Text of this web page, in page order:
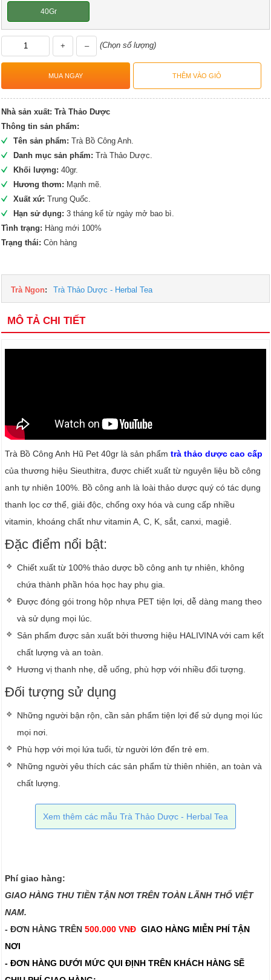
40Gr
+ – (Chọn số lượng)
Nhà sản xuất: Trà Thảo Dược
Thông tin sản phẩm:
Tên sản phẩm: Trà Bồ Công Anh.
Danh mục sản phẩm: Trà Thảo Dược.
Khối lượng: 40gr.
Hương thơm: Mạnh mẽ.
Xuất xứ:Trung Quốc.
Hạn sử dụng:3 tháng kể từ ngày mở bao bì.
Tình trạng: Hàng mới 100%
Trạng thái:Còn hàng
Trà Ngon: Trà Thảo Dược - Herbal Tea
MÔ TẢ CHI TIẾT
Trà Bồ Công Anh Hũ Pet 40gr là sản phẩmtrà thảo dược cao cấp
của thương hiệu Sieuthitra, được chiết xuất từ nguyên liệu bồ công
anh tự nhiên 100%. Bồ công anh là loài thảo dược quý có tác dụng
thanh lọc cơ thể, giải độc, chống oxy hóa và cung cấp nhiều
vitamin, khoáng chất như vitamin A, C, K, sắt, canxi, magiê.
Đặc điểm nổi bật:
Chiết xuất từ 100% thảo dược bồ công anh tự nhiên, không
chứa thành phần hóa học hay phụ gia.
Được đóng gói trong hộp nhựa PET tiện lợi, dễ dàng mang theo
và sử dụng mọi lúc.
Sản phẩm được sản xuất bởi thương hiệu HALIVINA với cam kết
chất lượng và an toàn.
Hương vị thanh nhẹ, dễ uống, phù hợp với nhiều đối tượng.
Đối tượng sử dụng
Những người bận rộn, cần sản phẩm tiện lợi để sử dụng mọi lúc
mọi nơi.
Phù hợp với mọi lứa tuổi, từ người lớn đến trẻ em.
Những người yêu thích các sản phẩm từ thiên nhiên, an toàn và
chất lượng.
Xem thêm các mẫu Trà Thảo Dược - Herbal Tea
Phí giao hàng:
GIAO HÀNG THU TIỀN TẬN NƠI TRÊN TOÀN LÃNH THỔ VIỆT
NAM.​​
- ĐƠN HÀNG TRÊN500.000 VNĐ GIAO HÀNG MIỄN PHÍ TẬN
NƠI
- ĐƠN HÀNG DƯỚI MỨC QUI ĐỊNH TRÊN KHÁCH HÀNG SẼ